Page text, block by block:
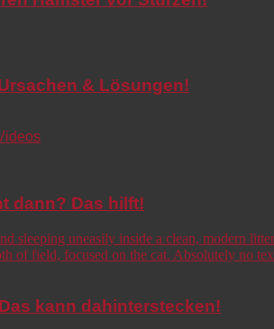
& Lösungen!
dann? Das hilft!
kann dahinterstecken!